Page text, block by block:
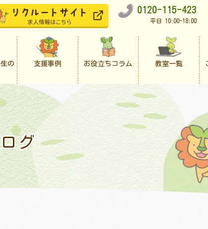
0120-115-423
平日 10:00-18:00
の
支援事例 お役立ちコラム 教室一覧
グ